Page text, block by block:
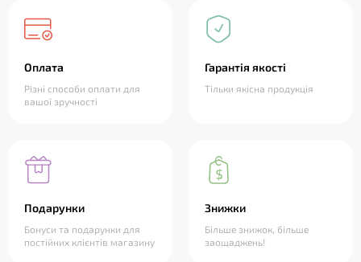
Оплата
Різні способи оплати для
вашої зручності
Гарантія якості
Тільки якісна продукція
Подарунки
Бонуси та подарунки для
постійних клієнтів магазину
Знижки
Більше знижок, більше
заощаджень!